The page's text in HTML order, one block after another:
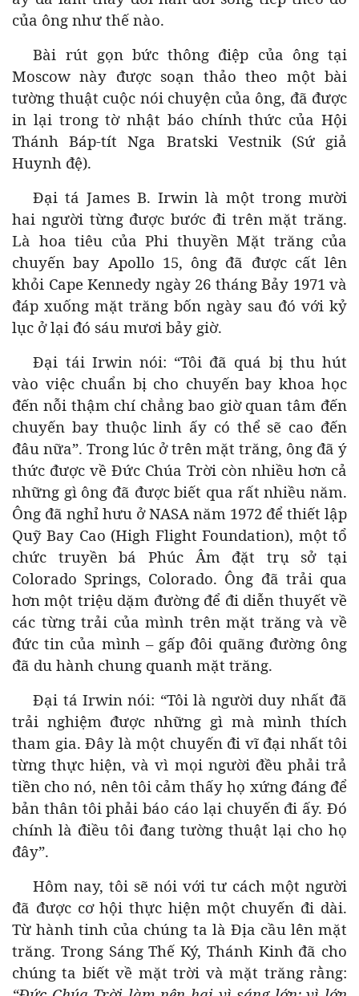
của ông như thế nào.
Bài rút gọn bức thông điệp của ông tại
Moscow này được soạn thảo theo một bài
tường thuật cuộc nói chuyện của ông, đã được
in lại trong tờ nhật báo chính thức của Hội
Thánh Báp-tít Nga Bratski Vestnik (Sứ giả
Huynh đệ).
Đại tá James B. Irwin là một trong mười
hai người từng được bước đi trên mặt trăng.
Là hoa tiêu của Phi thuyền Mặt trăng của
chuyến bay Apollo 15, ông đã được cất lên
khỏi Cape Kennedy ngày 26 tháng Bảy 1971 và
đáp xuống mặt trăng bốn ngày sau đó với kỷ
lục ở lại đó sáu mươi bảy giờ.
Đại tái Irwin nói: “Tôi đã quá bị thu hút
vào việc chuẩn bị cho chuyến bay khoa học
đến nỗi thậm chí chẳng bao giờ quan tâm đến
chuyến bay thuộc linh ấy có thể sẽ cao đến
đâu nữa”. Trong lúc ở trên mặt trăng, ông đã ý
thức được về Đức Chúa Trời còn nhiều hơn cả
những gì ông đã được biết qua rất nhiều năm.
Ông đã nghỉ hưu ở NASA năm 1972 để thiết lập
Quỹ Bay Cao (High Flight Foundation), một tổ
chức truyền bá Phúc Âm đặt trụ sở tại
Colorado Springs, Colorado. Ông đã trải qua
hơn một triệu dặm đường để đi diễn thuyết về
các từng trải của mình trên mặt trăng và về
đức tin của mình – gấp đôi quãng đường ông
đã du hành chung quanh mặt trăng.
Đại tá Irwin nói: “Tôi là người duy nhất đã
trải nghiệm được những gì mà mình thích
tham gia. Đây là một chuyến đi vĩ đại nhất tôi
từng thực hiện, và vì mọi người đều phải trả
tiền cho nó, nên tôi cảm thấy họ xứng đáng để
bản thân tôi phải báo cáo lại chuyến đi ấy. Đó
chính là điều tôi đang tường thuật lại cho họ
đây”.
Hôm nay, tôi sẽ nói với tư cách một người
đã được cơ hội thực hiện một chuyến đi dài.
Từ hành tinh của chúng ta là Địa cầu lên mặt
trăng. Trong Sáng Thế Ký, Thánh Kinh đã cho
chúng ta biết về mặt trời và mặt trăng rằng: